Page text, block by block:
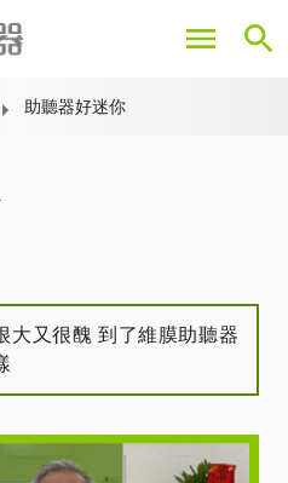
至
內
助聽器好迷你
大又很醜 到了維膜助聽器